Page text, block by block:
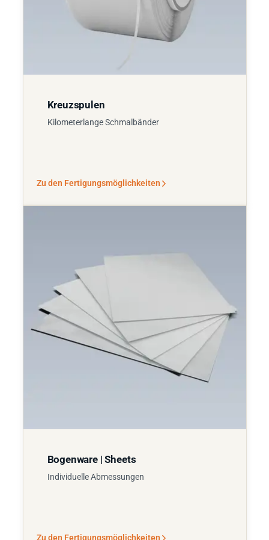
Kreuzspulen
Kilometerlange Schmalbänder
Zu den Fertigungsmöglichkeiten
Bogenware | Sheets
Individuelle Abmessungen
Zu den Fertigungsmöglichkeiten